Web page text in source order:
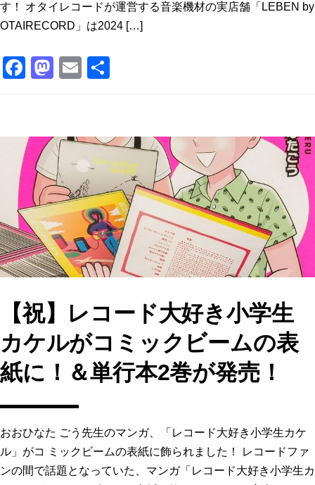
す！ オタイレコードが運営する音楽機材の実店舗「LEBEN by
OTAIRECORD」は2024 […]
F
e
b
o
o
k
M
o
d
o
n
E
l
【祝】レコード大好き小学生
カケルがコミックビームの表
紙に！＆単行本2巻が発売！
おおひなた ごう先生のマンガ、「レコード大好き小学生カケ
ル」がコ ミックビームの表紙に飾られました！ レコードファ
ンの間で話題となっていた、マンガ「レコード大好き小学生カ